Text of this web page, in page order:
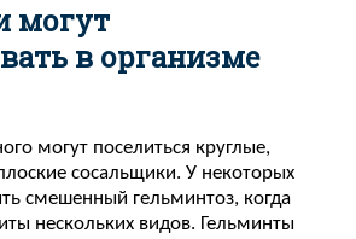
могут
в организме
могут поселиться круглые,
сосальщики. У некоторых
смешенный гельминтоз, когда
нескольких видов. Гельминты